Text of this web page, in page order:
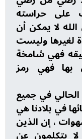
حراسته
لا يمكن أن
لغيرها وليست
فهي شامخة
بها فهي رمز
في جميع
في بلادنا هي
، إن الذين